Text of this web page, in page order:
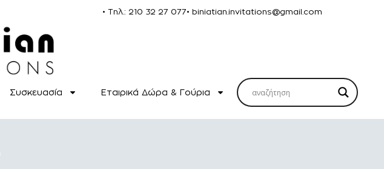
• Τηλ.: 210 32 27 077• biniatian.invitations@gmail.com
Συσκευασία Εταιρικά Δώρα & Γούρια